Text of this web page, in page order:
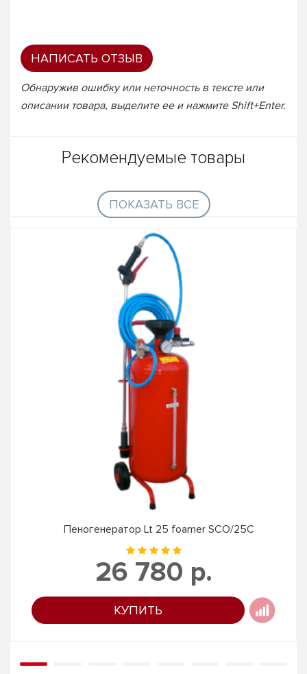
НАПИСАТЬ ОТЗЫВ
Обнаружив ошибку или неточность в тексте или
описании товара, выделите ее и нажмите Shift+Enter.
Рекомендуемые товары
ПОКАЗАТЬ ВСЕ
Пеногенератор Lt 25 foamer SCO/25C
26 780 р.
КУПИТЬ